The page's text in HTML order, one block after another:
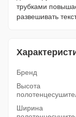
трубками
развешивать
Бренд
Высота
Ширина